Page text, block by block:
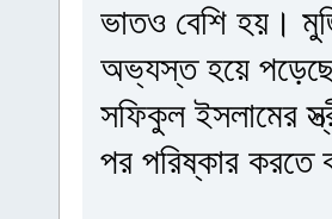
ভাতও বেশি হয়।
অভ্যস্ত হয়ে
সফিকুল ইসলামের
পর পরিষ্কার করতে